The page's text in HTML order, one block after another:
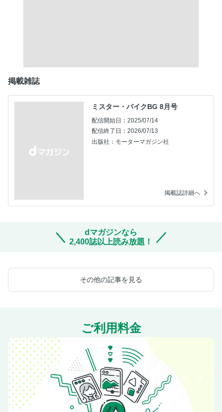
掲載雑誌
ミスター・バイクBG 8月号
配信開始日：2025/07/14
配信終了日：2026/07/13
出版社：モーターマガジン社
掲載誌詳細へ
dマガジンなら
2,400誌以上読み放題！
その他の記事を見る
ご利用料金